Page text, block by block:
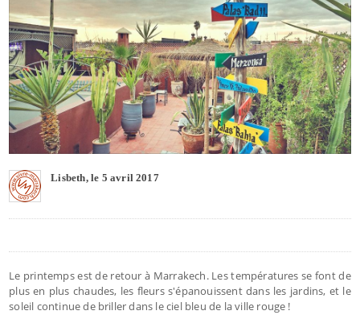
Lisbeth, le 5 avril 2017
Le printemps est de retour à Marrakech. Les températures se font de
plus en plus chaudes, les fleurs s'épanouissent dans les jardins, et le
soleil continue de briller dans le ciel bleu de la ville rouge !